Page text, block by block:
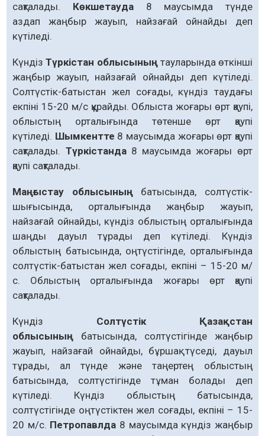
сақталады. Көкшетауда 8 маусымда түнде
аздап жаңбыр жауып, найзағай ойнайды деп
күтіледі.
КүндізТүркістан облысының тауларында өткінші
жаңбыр жауып, найзағай ойнайды деп күтіледі.
Солтүстік-батыстан жел соғады, күндіз таудағы
екпіні 15-20 м/с құрайды. Облыста жоғары өрт қаупі,
облыстың орталығында төтенше өрт қаупі
күтіледі. Шымкентте 8 маусымда жоғары өрт қаупі
сақталады. Түркістанда8 маусымда жоғары өрт
қаупі сақталады.
Маңғыстау облысыныңбатысында, солтүстік-
шығысында, орталығында жаңбыр жауып,
найзағай ойнайды, күндіз облыстың орталығында
шаңды дауыл тұрады деп күтіледі. Күндіз
облыстың батысында, оңтүстігінде, орталығында
солтүстік-батыстан жел соғады, екпіні – 15-20 м/
с. Облыстың орталығында жоғары өрт қаупі
сақталады.
Күндіз Солтүстік Қазақстан
облысының батысында, солтүстігінде жаңбыр
жауып, найзағай ойнайды, бұршақ түседі, дауыл
тұрады, ал түнде және таңертең облыстың
батысында, солтүстігінде тұман болады деп
күтіледі. Күндіз облыстың батысында,
солтүстігінде оңтүстіктен жел соғады, екпіні – 15-
20 м/с. Петропавлда 8 маусымда күндіз жаңбыр